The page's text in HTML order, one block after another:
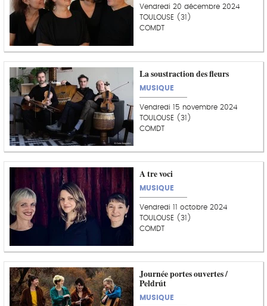
Vendredi 20 décembre 2024
TOULOUSE (31)
COMDT
La soustraction des fleurs
MUSIQUE
Vendredi 15 novembre 2024
TOULOUSE (31)
COMDT
A tre voci
MUSIQUE
Vendredi 11 octobre 2024
TOULOUSE (31)
COMDT
Journée portes ouvertes /
Peldrút
MUSIQUE